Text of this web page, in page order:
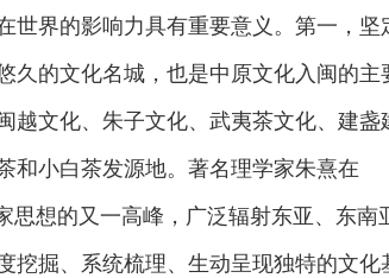
世界的影响力具有重要意义。第一，坚
久的文化名城，也是中原文化入闽的主
越文化、朱子文化、武夷茶文化、建盏
和小白茶发源地。著名理学家朱熹在
思想的又一高峰，广泛辐射东亚、东南
挖掘、系统梳理、生动呈现独特的文化